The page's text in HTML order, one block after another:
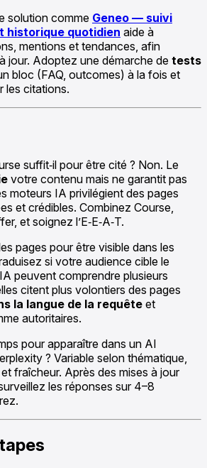
solution comme Geneo — suivi
historique quotidien aide à
mentions et tendances, afin
jour. Adoptez une démarche detests
bloc (FAQ, outcomes) à la fois et
les citations.
suffit‑il pour être cité ? Non. Le
votre contenu mais ne garantit pas
moteurs IA privilégient des pages
et crédibles. Combinez Course,
et soignez l’E‑E‑A‑T.
pages pour être visible dans les
si votre audience cible le
peuvent comprendre plusieurs
citent plus volontiers des pages
la langue de la requête et
autoritaires.
pour apparaître dans un AI
? Variable selon thématique,
fraîcheur. Après des mises à jour
les réponses sur 4–8